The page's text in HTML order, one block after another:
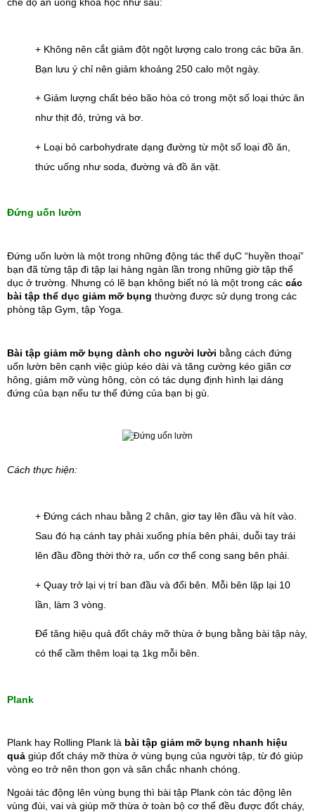
chế độ ăn uống khoa học như sau:
+ Không nên cắt giảm đột ngột lượng calo trong các bữa ăn.
Bạn lưu ý chỉ nên giảm khoảng 250 calo một ngày.
+ Giảm lượng chất béo bão hòa có trong một số loại thức ăn
như thịt đỏ, trứng và bơ.
+ Loại bỏ carbohydrate dạng đường từ một số loại đồ ăn,
thức uống như soda, đường và đồ ăn vặt.
Đứng uốn lườn
Đứng uốn lườn là một trong những động tác thể dụC “huyền thoại”
bạn đã từng tập đi tập lại hàng ngàn lần trong những giờ tập thể
dục ở trường. Nhưng có lẽ bạn không biết nó là một trong các các
bài tập thể dục giảm mỡ bụng thường được sử dụng trong các
phòng tập Gym, tập Yoga.
Bài tập giảm mỡ bụng dành cho người lười bằng cách đứng
uốn lườn bên cạnh việc giúp kéo dài và tăng cường kéo giãn cơ
hông, giảm mỡ vùng hông, còn có tác dụng định hình lại dáng
đứng của bạn nếu tư thế đứng của bạn bị gù.
Cách thực hiện:
+ Đứng cách nhau bằng 2 chân, giơ tay lên đầu và hít vào.
Sau đó hạ cánh tay phải xuống phía bên phải, duỗi tay trái
lên đầu đồng thời thở ra, uốn cơ thể cong sang bên phải.
+ Quay trở lại vị trí ban đầu và đổi bên. Mỗi bên lặp lại 10
lần, làm 3 vòng.
Để tăng hiệu quả đốt cháy mỡ thừa ở bụng bằng bài tập này,
có thể cầm thêm loại tạ 1kg mỗi bên.
Plank
Plank hay Rolling Plank là bài tập giảm mỡ bụng nhanh hiệu
quả giúp đốt cháy mỡ thừa ở vùng bụng của người tập, từ đó giúp
vòng eo trở nên thon gọn và săn chắc nhanh chóng.
Ngoài tác động lên vùng bụng thì bài tập Plank còn tác động lên
vùng đùi, vai và giúp mỡ thừa ở toàn bộ cơ thể đều được đốt cháy,